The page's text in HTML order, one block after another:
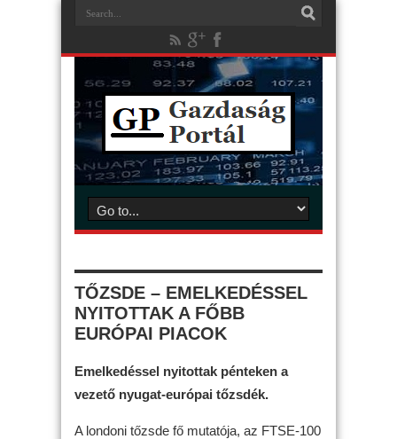
TŐZSDE – EMELKEDÉSSEL
NYITOTTAK A FŐBB
EURÓPAI PIACOK
Emelkedéssel nyitottak pénteken a
vezető nyugat-európai tőzsdék.
A londoni tőzsde fő mutatója, az FTSE-100